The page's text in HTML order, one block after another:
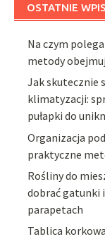
OSTATNIE
Na czym
metody
Jak skutecznie
klimatyzacji:
pułapki do
Organizacja
praktyczne
Rośliny do
dobrać gatunki
parapetach
Tablica